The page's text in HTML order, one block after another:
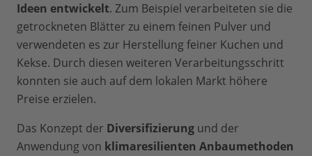
Ideen entwickelt. Zum Beispiel verarbeiteten sie die
getrockneten Blätter zu einem feinen Pulver und
verwendeten es zur Herstellung feiner Kuchen und
Kekse. Durch diesen weiteren Verarbeitungsschritt
konnten sie auch auf dem lokalen Markt höhere
Preise erzielen.
Das Konzept der Diversifizierung und der
Anwendung von klimaresilienten Anbaumethoden